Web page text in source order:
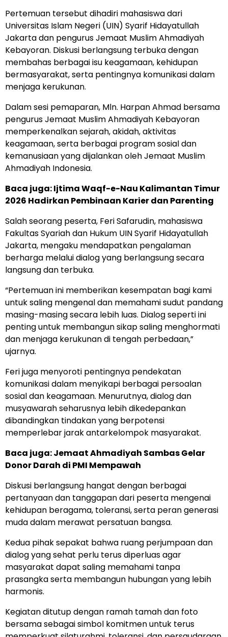
Pertemuan tersebut dihadiri mahasiswa dari
Universitas Islam Negeri (UIN) Syarif Hidayatullah
Jakarta dan pengurus Jemaat Muslim Ahmadiyah
Kebayoran. Diskusi berlangsung terbuka dengan
membahas berbagai isu keagamaan, kehidupan
bermasyarakat, serta pentingnya komunikasi dalam
menjaga kerukunan.
Dalam sesi pemaparan, Mln. Harpan Ahmad bersama
pengurus Jemaat Muslim Ahmadiyah Kebayoran
memperkenalkan sejarah, akidah, aktivitas
keagamaan, serta berbagai program sosial dan
kemanusiaan yang dijalankan oleh Jemaat Muslim
Ahmadiyah Indonesia.
Baca juga:Ijtima Waqf-e-Nau Kalimantan Timur
2026 Hadirkan Pembinaan Karier dan Parenting
Salah seorang peserta, Feri Safarudin, mahasiswa
Fakultas Syariah dan Hukum UIN Syarif Hidayatullah
Jakarta, mengaku mendapatkan pengalaman
berharga melalui dialog yang berlangsung secara
langsung dan terbuka.
“Pertemuan ini memberikan kesempatan bagi kami
untuk saling mengenal dan memahami sudut pandang
masing-masing secara lebih luas. Dialog seperti ini
penting untuk membangun sikap saling menghormati
dan menjaga kerukunan di tengah perbedaan,”
ujarnya.
Feri juga menyoroti pentingnya pendekatan
komunikasi dalam menyikapi berbagai persoalan
sosial dan keagamaan. Menurutnya, dialog dan
musyawarah seharusnya lebih dikedepankan
dibandingkan tindakan yang berpotensi
memperlebar jarak antarkelompok masyarakat.
Baca juga:Jemaat Ahmadiyah Sambas Gelar
Donor Darah di PMI Mempawah
Diskusi berlangsung hangat dengan berbagai
pertanyaan dan tanggapan dari peserta mengenai
kehidupan beragama, toleransi, serta peran generasi
muda dalam merawat persatuan bangsa.
Kedua pihak sepakat bahwa ruang perjumpaan dan
dialog yang sehat perlu terus diperluas agar
masyarakat dapat saling memahami tanpa
prasangka serta membangun hubungan yang lebih
harmonis.
Kegiatan ditutup dengan ramah tamah dan foto
bersama sebagai simbol komitmen untuk terus